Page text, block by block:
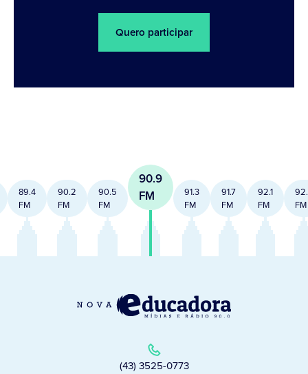
Quero participar
89.4
FM
90.2
FM
90.5
FM
90.9
FM
91.3
FM
91.7
FM
92.1
FM
FM
(43) 3525-0773